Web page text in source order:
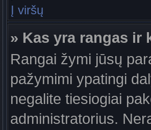
Į viršų
» Kas yra rangas ir
Rangai žymi jūsų
pažymimi ypatingi
negalite tiesiogiai
administratorius.